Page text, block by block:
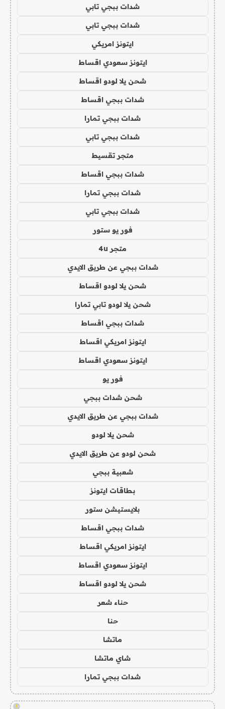
شدات ببجي تابي
شدات ببجي تابي
ايتونز امريكي
ايتونز سعودي اقساط
شحن يلا لودو اقساط
شدات ببجي اقساط
شدات ببجي تمارا
شدات ببجي تابي
متجر تقسيط
شدات ببجي اقساط
شدات ببجي تمارا
شدات ببجي تابي
فور يو ستور
متجر 4u
شدات ببجي عن طريق الايدي
شحن يلا لودو اقساط
شحن يلا لودو تابي تمارا
شدات ببجي اقساط
ايتونز امريكي اقساط
ايتونز سعودي اقساط
فور يو
شحن شدات ببجي
شدات ببجي عن طريق الايدي
شحن يلا لودو
شحن لودو عن طريق الايدي
شعبية ببجي
بطاقات ايتونز
بلايستيشن ستور
شدات ببجي اقساط
ايتونز امريكي اقساط
ايتونز سعودي اقساط
شحن يلا لودو اقساط
حناء شعر
حنا
ماتشا
شاي ماتشا
شدات ببجي تمارا
!